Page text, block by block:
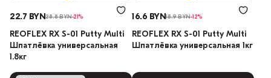
22.7 BYN28.8 BYN-21%
REOFLEX RX S-01 Putty Multi
Шпатлёвка универсальная
1.8кг
16.6 BYN18.9 BYN-12%
REOFLEX RX S-01 Putty Multi
Шпатлёвка универсальная 1кг